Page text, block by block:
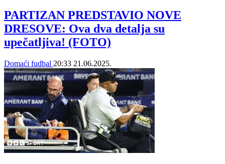
PARTIZAN PREDSTAVIO NOVE
DRESOVE: Ova dva detalja su
upečatljiva! (FOTO)
Domaći fudbal 20:33 21.06.2025.